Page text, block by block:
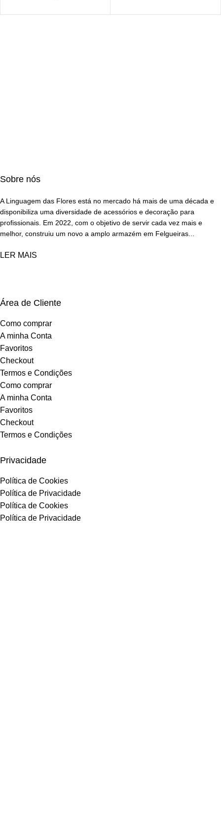
Sobre nós
A Linguagem das Flores está no mercado há mais de uma década e
disponibiliza uma diversidade de acessórios e decoração para
profissionais. Em 2022, com o objetivo de servir cada vez mais e
melhor, construiu um novo a amplo armazém em Felgueiras...
LER MAIS
Área de Cliente
Como comprar
A minha Conta
Favoritos
Checkout
Termos e Condições
Como comprar
A minha Conta
Favoritos
Checkout
Termos e Condições
Privacidade
Política de Cookies
Política de Privacidade
Política de Cookies
Política de Privacidade